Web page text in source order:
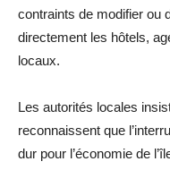
contraints de modifier ou
directement les hôtels,
locaux.
Les autorités locales
reconnaissent que
dur pour l’économie de